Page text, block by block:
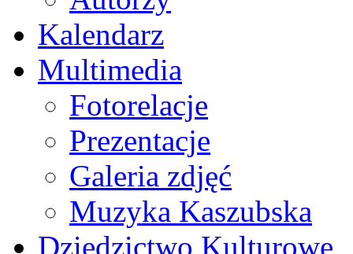
Kalendarz
Multimedia
Fotorelacje
Prezentacje
Galeria zdjęć
Muzyka Kaszubska
Dziedzictwo Kulturowe